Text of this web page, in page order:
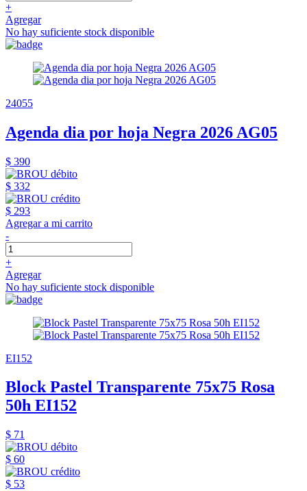
+
Agregar
No hay suficiente stock disponible
24055
Agenda dia por hoja Negra 2026 AG05
$ 390
$ 332
$ 293
Agregar a mi carrito
-
+
Agregar
No hay suficiente stock disponible
EI152
Block Pastel Transparente 75x75 Rosa
50h EI152
$ 71
$ 60
$ 53